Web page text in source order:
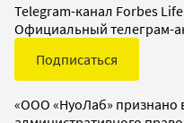
Telegram-канал Forbes Life
Официальный телеграм-
Подписаться
«ООО «НуоЛаб»